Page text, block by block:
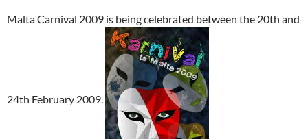
Malta Carnival 2009 is being celebrated between the 20th and
24th February 2009.